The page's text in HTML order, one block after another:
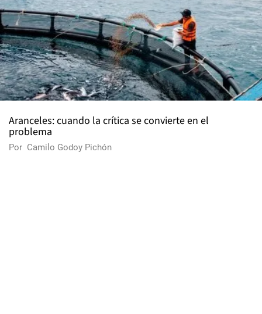
Aranceles: cuando la crítica se convierte en el
problema
Por Camilo Godoy Pichón